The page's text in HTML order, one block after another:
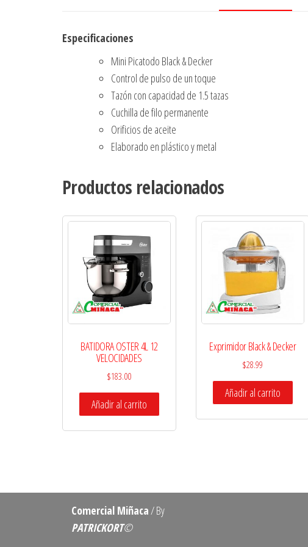
Especificaciones
Mini Picatodo Black & Decker
Control de pulso de un toque
Tazón con capacidad de 1.5 tazas
Cuchilla de filo permanente
Orificios de aceite
Elaborado en plástico y metal
Productos relacionados
BATIDORA OSTER 4L 12
VELOCIDADES
$183.00
Añadir al carrito
Exprimidor Black & Decker
$28.99
Añadir al carrito
Comercial Miñaca/ By
PATRICKORT©